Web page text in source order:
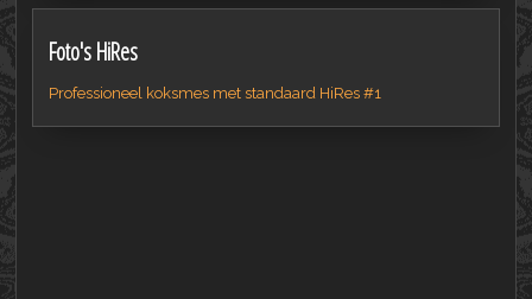
Foto's HiRes
Professioneel koksmes met standaard HiRes #1